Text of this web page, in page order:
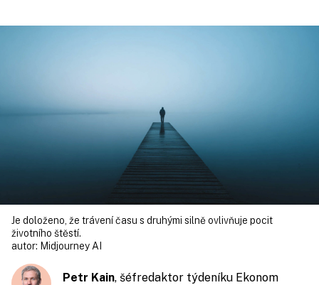
Je doloženo, že trávení času s druhými silně ovlivňuje pocit
životního štěstí.
autor: Midjourney AI
Petr Kain, šéfredaktor týdeníku Ekonom